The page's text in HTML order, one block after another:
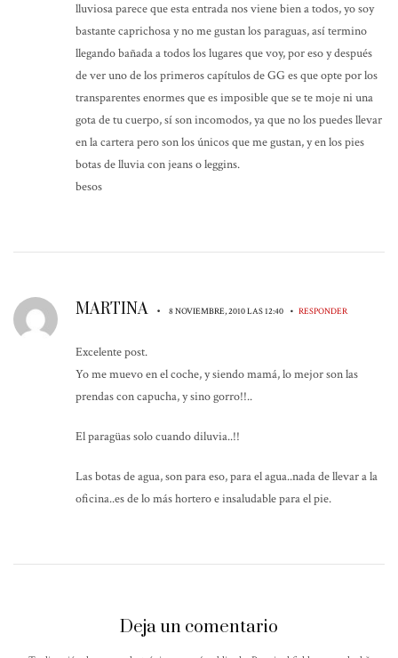
lluviosa parece que esta entrada nos viene bien a todos, yo soy
bastante caprichosa y no me gustan los paraguas, así termino
llegando bañada a todos los lugares que voy, por eso y después
de ver uno de los primeros capítulos de GG es que opte por los
transparentes enormes que es imposible que se te moje ni una
gota de tu cuerpo, sí son incomodos, ya que no los puedes llevar
en la cartera pero son los únicos que me gustan, y en los pies
botas de lluvia con jeans o leggins.
besos
MARTINA • 8 NOVIEMBRE, 2010 LAS 12:40 • RESPONDER
Excelente post.
Yo me muevo en el coche, y siendo mamá, lo mejor son las
prendas con capucha, y sino gorro!!..
El paragüas solo cuando diluvia..!!
Las botas de agua, son para eso, para el agua..nada de llevar a la
oficina..es de lo más hortero e insaludable para el pie.
Deja un comentario